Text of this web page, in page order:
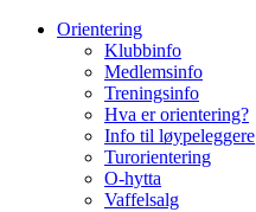
Orientering
Klubbinfo
Medlemsinfo
Treningsinfo
Hva er orientering?
Info til løypeleggere
Turorientering
O-hytta
Vaffelsalg